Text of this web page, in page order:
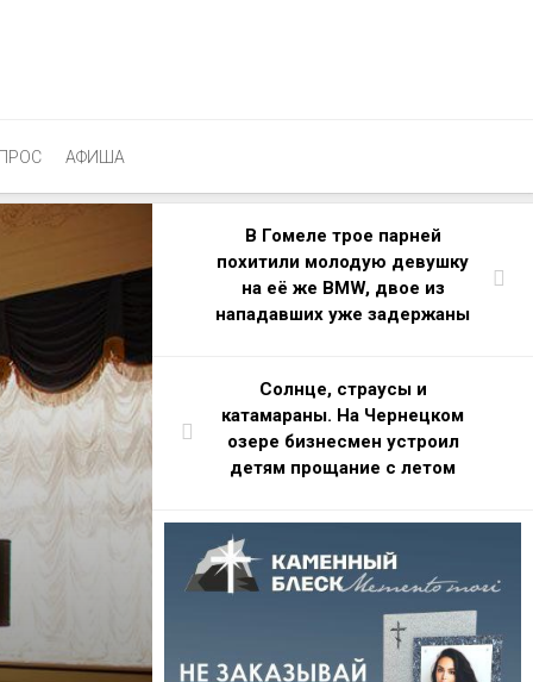
АФИША
В Гомеле трое парней
похитили молодую девушку
на её же BMW, двое из
нападавших уже задержаны
Солнце, страусы и
катамараны. На Чернецком
озере бизнесмен устроил
детям прощание с летом